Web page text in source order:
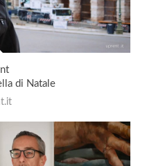
di Natale